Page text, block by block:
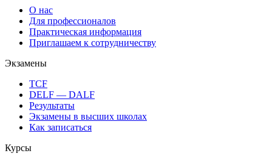
О нас
Для профессионалов
Практическая информация
Приглашаем к сотрудничеству
Экзамены
TCF
DELF — DALF
Результаты
Экзамены в высших школах
Как записаться
Курсы